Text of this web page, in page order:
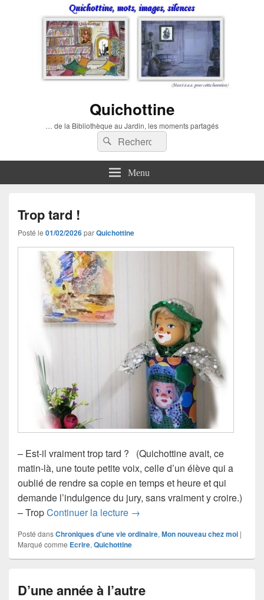
Quichottine
… de la Bibliothèque au Jardin, les moments partagés
Recherche :
Rechercher
Menu
Trop tard !
Posté le 01/02/2026parQuichottine
– Est-il vraiment trop tard ? (Quichottine avait, ce
matin-là, une toute petite voix, celle d’un élève qui a
oublié de rendre sa copie en temps et heure et qui
demande l’indulgence du jury, sans vraiment y croire.)
– TropContinuer la lecture Trop tard !
→
Posté dansChroniques d'une vie ordinaire, Mon nouveau chez moi |
Marqué comme Ecrire, Quichottine
D’une année à l’autre